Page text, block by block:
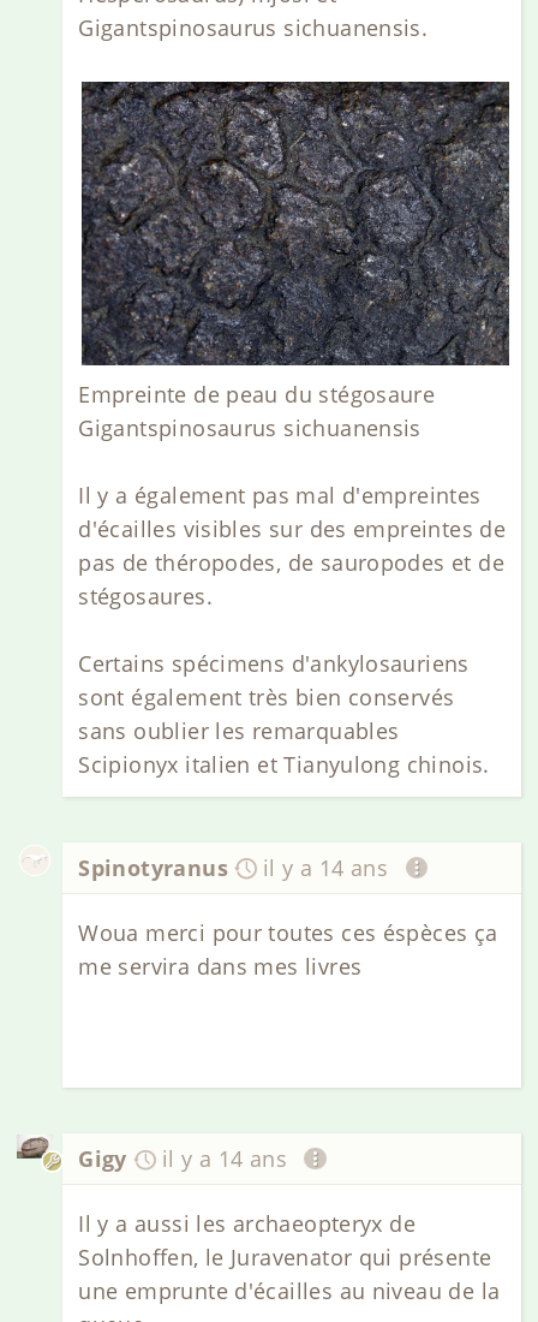
Gigantspinosaurus sichuanensis.
Empreinte de peau du stégosaure
Gigantspinosaurus sichuanensis
Il y a également pas mal d'empreintes
d'écailles visibles sur des empreintes de
pas de théropodes, de sauropodes et de
stégosaures.
Certains spécimens d'ankylosauriens
sont également très bien conservés
sans oublier les remarquables
Scipionyx italien et Tianyulong chinois.
Spinotyranus il y a 14 ans
Woua merci pour toutes ces éspèces ça
me servira dans mes livres
Gigy il y a 14 ans
Il y a aussi les archaeopteryx de
Solnhoffen, le Juravenator qui présente
une emprunte d'écailles au niveau de la